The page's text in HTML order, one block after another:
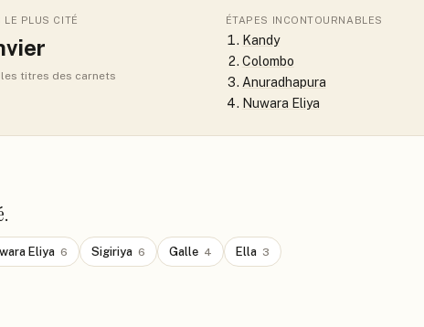
LE PLUS CITÉ
les titres des carnets
ÉTAPES INCONTOURNABLES
Kandy
Colombo
Anuradhapura
Nuwara Eliya
Eliya 6 Sigiriya 6 Galle 4 Ella 3